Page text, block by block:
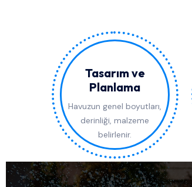
Tasarım ve
Planlama
Havuzun genel boyutları,
derinliği, malzeme
belirlenir.